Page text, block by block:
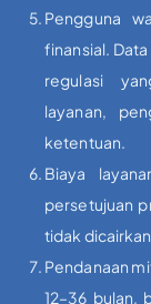
Pengguna
finansial.
regulasi
layanan,
ketentuan.
Biaya
persetujuan
tidak
Pendanaan
12–36 bulan,